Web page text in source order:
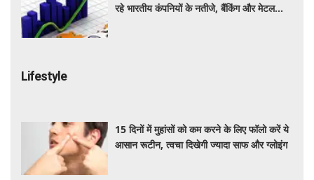
रहे भारतीय कंपनियों के नतीजे, बैंकिंग और मेटल
Lifestyle
15 दिनों में मुहांसों को कम करने के लिए फॉलो करें ये
आसान रूटीन, त्वचा दिखेगी ज्यादा साफ और ग्लोइंग